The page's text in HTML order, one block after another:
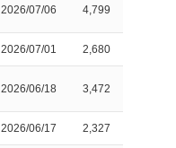
2026/07/06 4,799
2026/07/01 2,680
2026/06/18 3,472
2026/06/17 2,327